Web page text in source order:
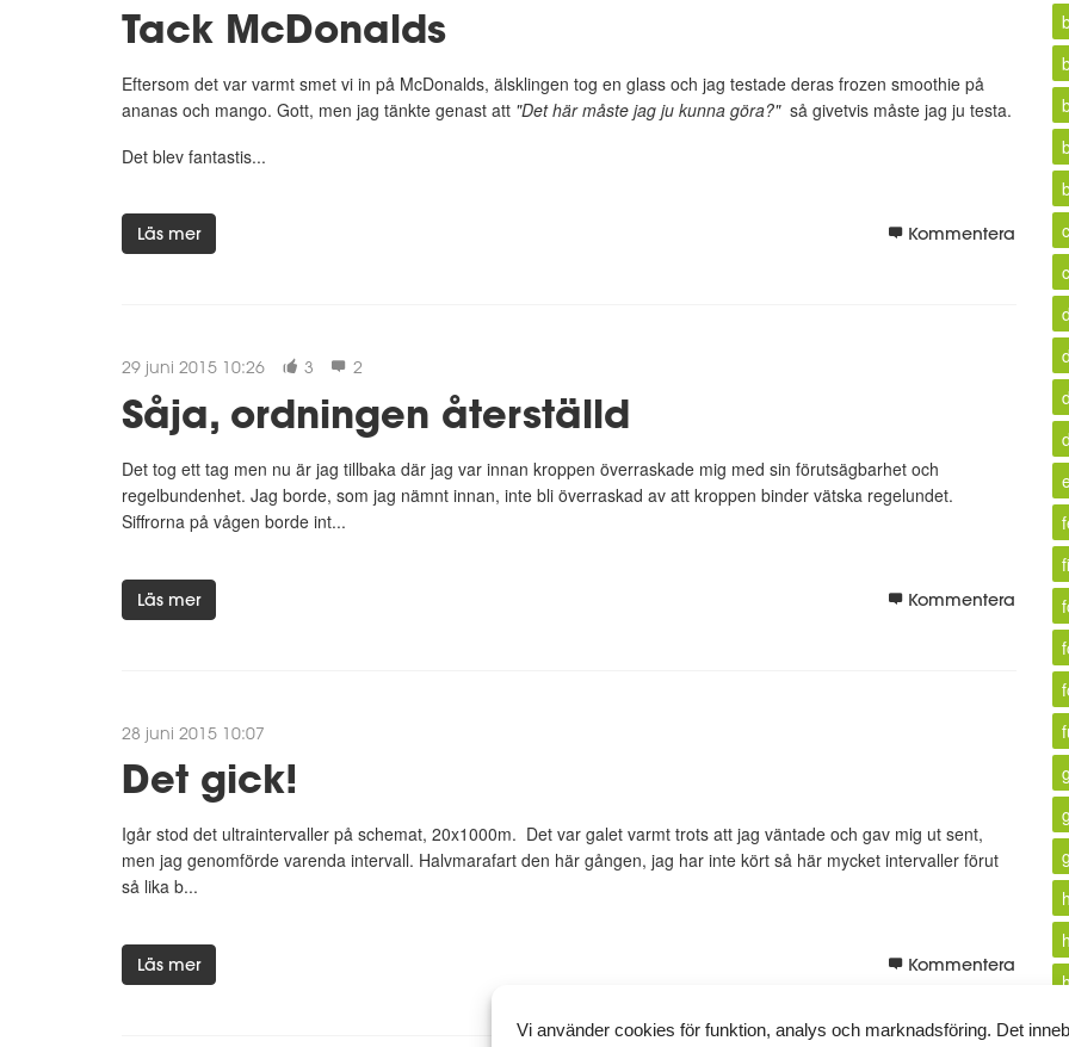
Tack McDonalds
Eftersom det var varmt smet vi in på McDonalds, älsklingen tog en glass och jag testade deras frozen smoothie på
ananas och mango. Gott, men jag tänkte genast att "Det här måste jag ju kunna göra?" så givetvis måste jag ju testa.
Det blev fantastis...
Läs mer Kommentera
29 juni 2015 10:26 3 2
Såja, ordningen återställd
Det tog ett tag men nu är jag tillbaka där jag var innan kroppen överraskade mig med sin förutsägbarhet och
regelbundenhet. Jag borde, som jag nämnt innan, inte bli överraskad av att kroppen binder vätska regelundet.
Siffrorna på vågen borde int...
Läs mer Kommentera
28 juni 2015 10:07
Det gick!
Igår stod det ultraintervaller på schemat, 20x1000m. Det var galet varmt trots att jag väntade och gav mig ut sent,
men jag genomförde varenda intervall. Halvmarafart den här gången, jag har inte kört så här mycket intervaller förut
så lika b...
Läs mer Kommentera
Vi använder cookies för funktion, analys och marknadsföring. Det